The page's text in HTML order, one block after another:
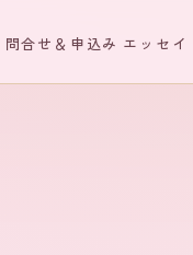
問合せ＆申込み エッセイ